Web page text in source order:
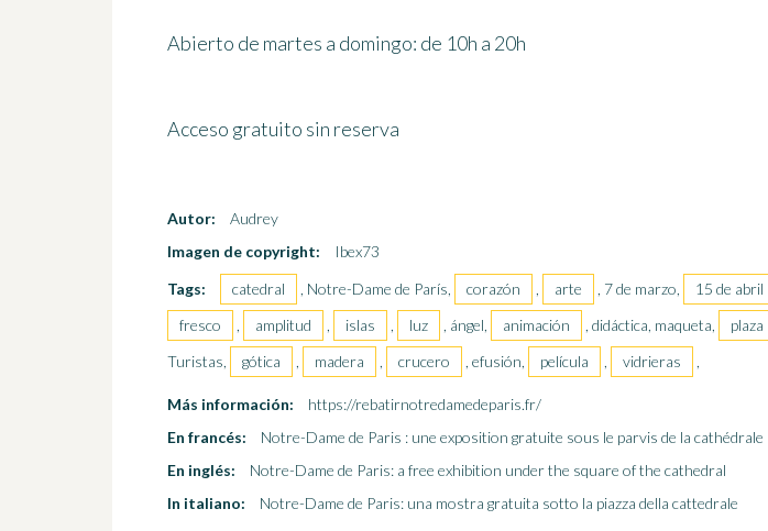
Abierto de martes a domingo: de 10h a 20h
Acceso gratuito sin reserva
Autor:
Audrey
Imagen de copyright:
Ibex73
Tags:
catedral , Notre-Dame de París, corazón , arte , 7 de marzo, 15 de abril
fresco
, amplitud , islas , luz , ángel, animación , didáctica, maqueta, plaza
Turistas,
gótica , madera , crucero , efusión, película , vidrieras ,
Más información:
https://rebatirnotredamedeparis.fr/
En francés:
Notre-Dame de Paris : une exposition gratuite sous le parvis de la cathédrale
En inglés:
Notre-Dame de Paris: a free exhibition under the square of the cathedral
In italiano:
Notre-Dame de Paris: una mostra gratuita sotto la piazza della cattedrale